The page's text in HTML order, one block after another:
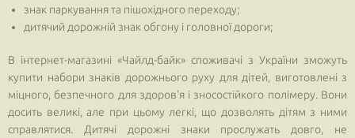
знак паркування та пішохідного переходу;
дитячий дорожній знак обгону і головної дороги;
В інтернет-магазині «Чайлд-байк» споживачі з України зможуть
купити набори знаків дорожнього руху для дітей, виготовлені з
міцного, безпечного для здоров'я і зносостійкого полімеру. Вони
досить великі, але при цьому легкі, що дозволять дітям з ними
справлятися. Дитячі дорожні знаки прослужать довго, не